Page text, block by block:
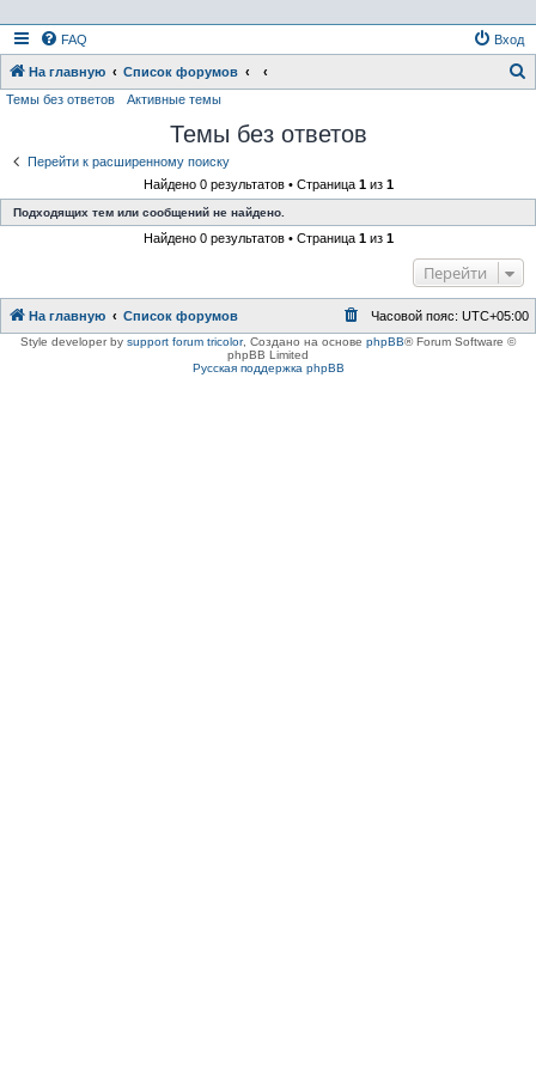
FAQ Вход
На главную Список форумов
Темы без ответов Активные темы
Темы без ответов
Перейти к расширенному поиску
Найдено 0 результатов • Страница 1из 1
Подходящих тем или сообщений не найдено.
Найдено 0 результатов • Страница 1из 1
Перейти
На главную Список форумов Часовой пояс: UTC+05:00
Style developer by support forum tricolor, Создано на основе phpBB® Forum Software ©
phpBB Limited
Русская поддержка phpBB